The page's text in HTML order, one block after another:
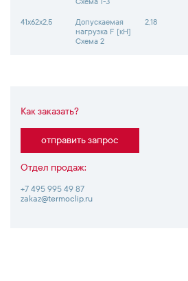
41х62х2,5
Допускаемая
нагрузка F [кН]
Схема 2
2,18
Как заказать?
отправить запрос
Отдел продаж:
+7 495 995 49 87
zakaz@termoclip.ru